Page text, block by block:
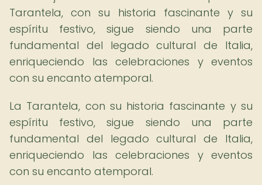
Tarantela, con su historia fascinante y su
espíritu festivo, sigue siendo una parte
fundamental del legado cultural de Italia,
enriqueciendo las celebraciones y eventos
con su encanto atemporal.
La Tarantela, con su historia fascinante y su
espíritu festivo, sigue siendo una parte
fundamental del legado cultural de Italia,
enriqueciendo las celebraciones y eventos
con su encanto atemporal.